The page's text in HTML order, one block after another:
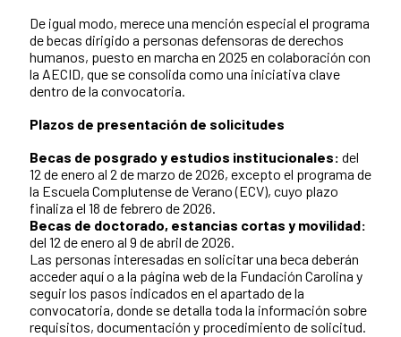
De igual modo, merece una mención especial el programa
de becas dirigido a personas defensoras de derechos
humanos, puesto en marcha en 2025 en colaboración con
la AECID, que se consolida como una iniciativa clave
dentro de la convocatoria.
Plazos de presentación de solicitudes
Becas de posgrado y estudios institucionales: del
12 de enero al 2 de marzo de 2026, excepto el programa de
la Escuela Complutense de Verano (ECV), cuyo plazo
finaliza el 18 de febrero de 2026.
Becas de doctorado, estancias cortas y movilidad:
del 12 de enero al 9 de abril de 2026.
Las personas interesadas en solicitar una beca deberán
acceder aquí o a la página web de la Fundación Carolina y
seguir los pasos indicados en el apartado de la
convocatoria, donde se detalla toda la información sobre
requisitos, documentación y procedimiento de solicitud.